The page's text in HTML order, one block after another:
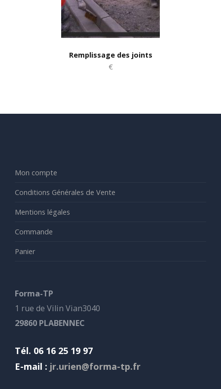
Remplissage des joints
€
Mon compte
Conditions Générales de Vente
Mentions légales
Commande
Panier
Forma-TP
1 rue de Vilin Vian3040
29860 PLABENNEC
Tél. 06 16 25 19 97
E-mail : jr.urien@forma-tp.fr